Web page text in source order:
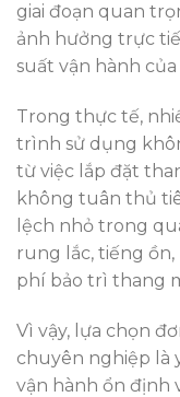
giai đoạn quan
ảnh hưởng trực
suất vận hành
Trong thực tế,
trình sử dụng
từ việc lắp đặt
không tuân thủ
lệch nhỏ trong
rung lắc, tiếng
phí bảo trì thang
Vì vậy, lựa chọn
chuyên nghiệp là
vận hành ổn định